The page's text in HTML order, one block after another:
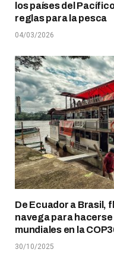
los países del
reglas para la pesca
04/03/2026
De Ecuador a Brasil,
navega para
mundiales en la
30/10/2025